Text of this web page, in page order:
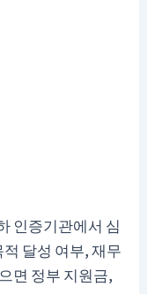
인증기관에서 심
달성 여부, 재무
면 정부 지원금,